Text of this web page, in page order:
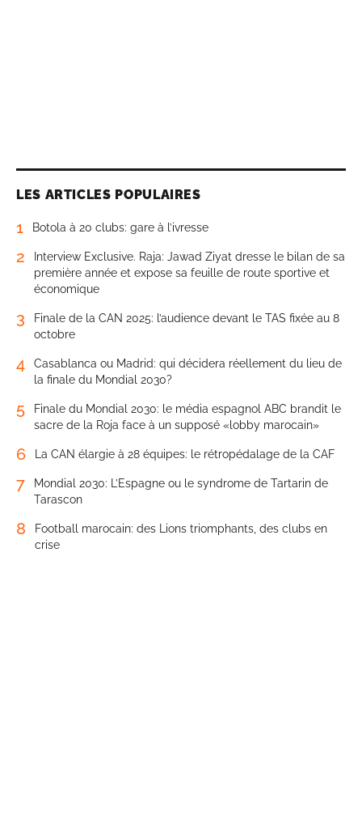
LES ARTICLES POPULAIRES
1 Botola à 20 clubs: gare à l’ivresse
2
Interview Exclusive. Raja: Jawad Ziyat dresse le bilan de sa
première année et expose sa feuille de route sportive et
économique
3
Finale de la CAN 2025: l’audience devant le TAS fixée au 8
octobre
4
Casablanca ou Madrid: qui décidera réellement du lieu de
la finale du Mondial 2030?
5
Finale du Mondial 2030: le média espagnol ABC brandit le
sacre de la Roja face à un supposé «lobby marocain»
6 La CAN élargie à 28 équipes: le rétropédalage de la CAF
7
Mondial 2030: L’Espagne ou le syndrome de Tartarin de
Tarascon
8
Football marocain: des Lions triomphants, des clubs en
crise